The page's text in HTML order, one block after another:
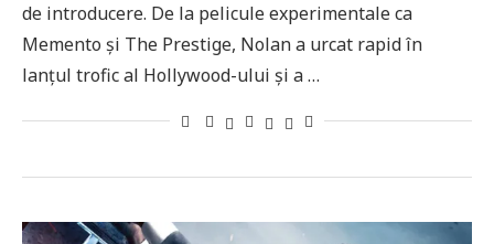
de introducere. De la pelicule experimentale ca
Memento și The Prestige, Nolan a urcat rapid în
lanțul trofic al Hollywood-ului și a …